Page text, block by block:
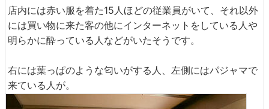
店内には赤い服を着た15人ほどの従業員がいて、それ以外
には買い物に来た客の他にインターネットをしている人や
明らかに酔っている人などがいたそうです。
右には葉っぱのような匂いがする人、左側にはパジャマで
来ている人が。